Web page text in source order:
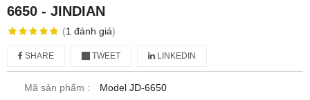
6650 - JINDIAN
(1 đánh giá)
SHARE TWEET LINKEDIN
Mã sản phẩm :
Model JD-6650